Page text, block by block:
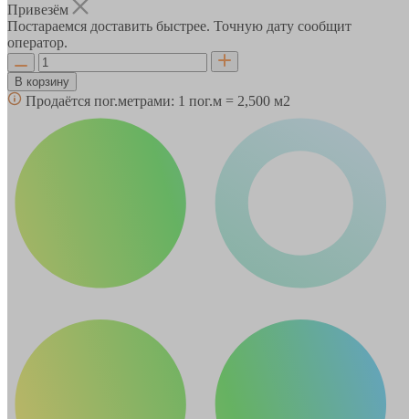
Привезём
Постараемся доставить быстрее. Точную дату сообщит
оператор.
В корзину
Продаётся пог.метрами: 1 пог.м = 2,500 м2